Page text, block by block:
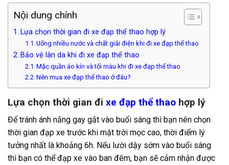
Nội dung chính
Lựa chọn thời gian đi xe đạp thể thao hợp lý
Uống nhiều nước và chất giải điện khi đi xe đạp thể thao
Bảo vệ làn da khi đi xe đạp thể thao
Mặc quần áo kín và tối màu khi đi xe đạp thể thao
Nên mua xe đạp thể thao ở đâu?
Lựa chọn thời gian đi xe đạp thể thao hợp lý
Để tránh ánh nắng gay gắt vào buổi sáng thì bạn nên chọn
thời gian đạp xe trước khi mặt trời mọc cao, thời điểm lý
tưởng nhất là khoảng 6h. Nếu lười dậy sớm vào buổi sáng
thì bạn có thể đạp xe vào ban đêm, bạn sẽ cảm nhận được